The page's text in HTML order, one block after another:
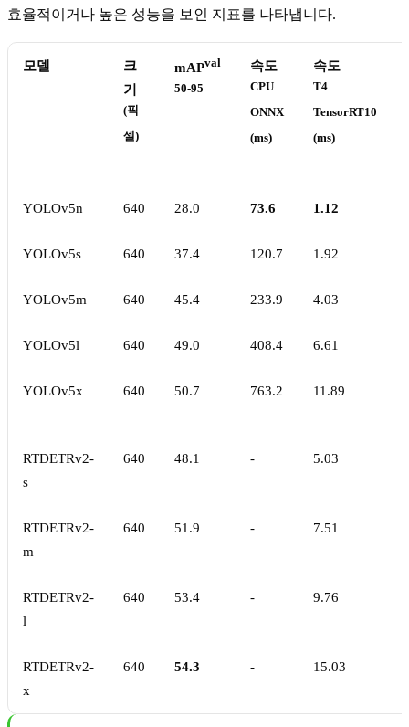
효율적이거나 높은 성능을 보인 지표를 나타냅니다.
모델
크
기
(픽
셀)
mAPval
50-95
속도
CPU
ONNX
(ms)
속도
T4
TensorRT10
(ms)
YOLOv5n 640 28.0 73.6 1.12
YOLOv5s 640 37.4 120.7 1.92
YOLOv5m 640 45.4 233.9 4.03
YOLOv5l 640 49.0 408.4 6.61
YOLOv5x 640 50.7 763.2 11.89
RTDETRv2-
s
640 48.1 - 5.03
RTDETRv2-
m
640 51.9 - 7.51
RTDETRv2-
l
640 53.4 - 9.76
RTDETRv2-
x
640 54.3 - 15.03